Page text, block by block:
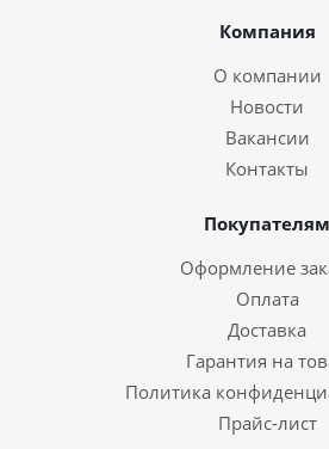
Компания
О компании
Новости
Вакансии
Контакты
Покупателям
Оформление
Оплата
Доставка
Гарантия на
Политика
Прайс-лист